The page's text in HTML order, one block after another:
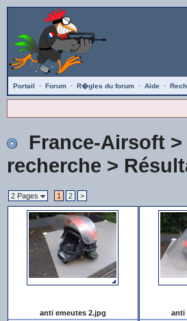
Portail · Forum · R�gles du forum · Aide ·
France-Airsoft>
recherche >
2 Pages 1 2 >
anti emeutes 2.jpg
anti